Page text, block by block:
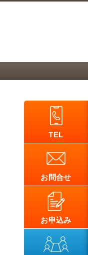
TEL
お問合せ
お申込み